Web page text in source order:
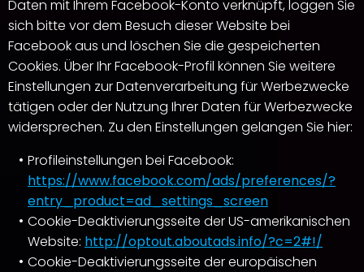
Daten mit Ihrem Facebook-Konto verknüpft, loggen Sie
sich bitte vor dem Besuch dieser Website bei
Facebook aus und löschen Sie die gespeicherten
Cookies. Über Ihr Facebook-Profil können Sie weitere
Einstellungen zur Datenverarbeitung für Werbezwecke
tätigen oder der Nutzung Ihrer Daten für Werbezwecke
widersprechen. Zu den Einstellungen gelangen Sie hier:
Profileinstellungen bei Facebook:
https://www.facebook.com/ads/preferences/?
entry_product=ad_settings_screen
Cookie-Deaktivierungsseite der US-amerikanischen
Website: http://optout.aboutads.info/?c=2#!/
Cookie-Deaktivierungsseite der europäischen